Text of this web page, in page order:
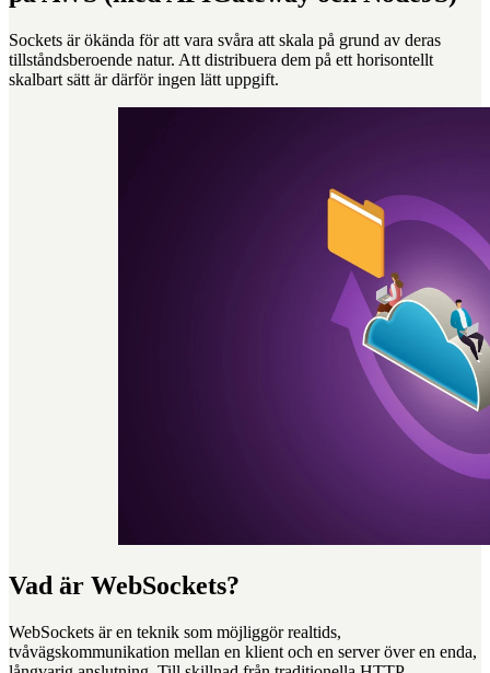
Sockets är ökända för att vara svåra att skala på grund av deras
tillståndsberoende natur. Att distribuera dem på ett horisontellt
skalbart sätt är därför ingen lätt uppgift.
Vad är WebSockets?
WebSockets är en teknik som möjliggör realtids,
tvåvägskommunikation mellan en klient och en server över en enda,